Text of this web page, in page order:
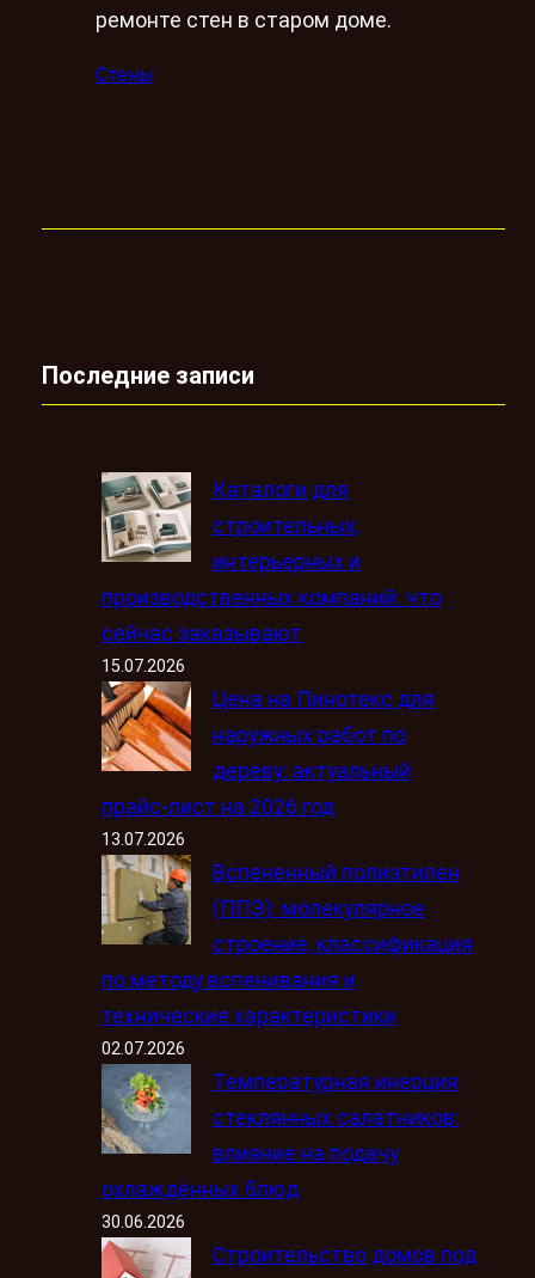
ремонте стен в старом доме.
Стены
Последние записи
Каталоги для
строительных,
интерьерных и
производственных компаний: что
сейчас заказывают
15.07.2026
Цена на Пинотекс для
наружных работ по
дереву: актуальный
прайс-лист на 2026 год
13.07.2026
Вспененный полиэтилен
(ППЭ): молекулярное
строение, классификация
по методу вспенивания и
технические характеристики
02.07.2026
Температурная инерция
стеклянных салатников:
влияние на подачу
охлаждённых блюд
30.06.2026
Строительство домов под